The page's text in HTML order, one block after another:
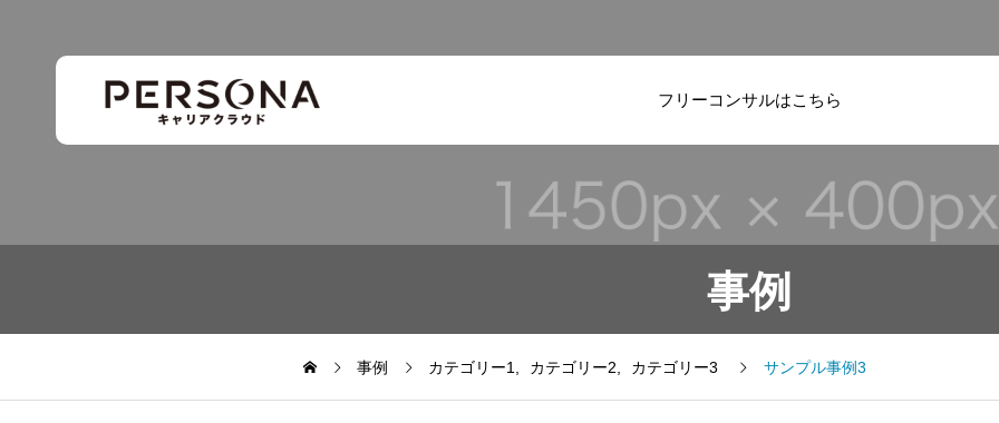
フリーコンサルはこちら
事例
事例 カテゴリー1 カテゴリー2 カテゴリー3 サンプル事例3